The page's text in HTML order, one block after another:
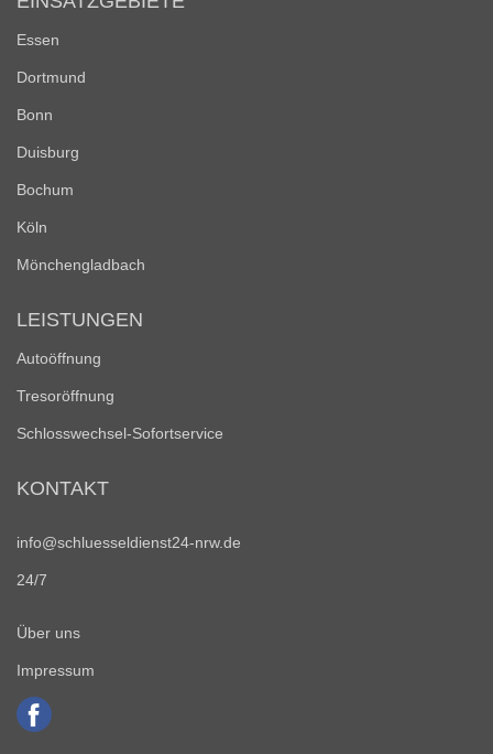
Essen
Dortmund
Bonn
Duisburg
Bochum
Köln
Mönchengladbach
LEISTUNGEN
Autoöffnung
Tresoröffnung
Schlosswechsel-Sofortservice
KONTAKT
info@schluesseldienst24-nrw.de
24/7
Über uns
Impressum